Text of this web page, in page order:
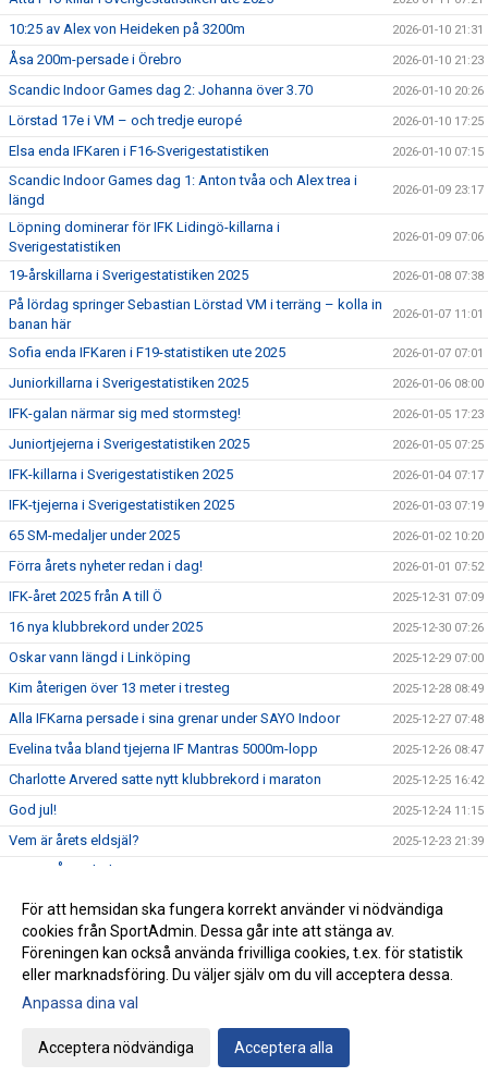
10:25 av Alex von Heideken på 3200m 2026-01-10 21:31
Åsa 200m-persade i Örebro 2026-01-10 21:23
Scandic Indoor Games dag 2: Johanna över 3.70 2026-01-10 20:26
Lörstad 17e i VM – och tredje europé 2026-01-10 17:25
Elsa enda IFKaren i F16-Sverigestatistiken 2026-01-10 07:15
Scandic Indoor Games dag 1: Anton tvåa och Alex trea i
längd
2026-01-09 23:17
Löpning dominerar för IFK Lidingö-killarna i
Sverigestatistiken
2026-01-09 07:06
19-årskillarna i Sverigestatistiken 2025 2026-01-08 07:38
På lördag springer Sebastian Lörstad VM i terräng – kolla in
banan här
2026-01-07 11:01
Sofia enda IFKaren i F19-statistiken ute 2025 2026-01-07 07:01
Juniorkillarna i Sverigestatistiken 2025 2026-01-06 08:00
IFK-galan närmar sig med stormsteg! 2026-01-05 17:23
Juniortjejerna i Sverigestatistiken 2025 2026-01-05 07:25
IFK-killarna i Sverigestatistiken 2025 2026-01-04 07:17
IFK-tjejerna i Sverigestatistiken 2025 2026-01-03 07:19
65 SM-medaljer under 2025 2026-01-02 10:20
Förra årets nyheter redan i dag! 2026-01-01 07:52
IFK-året 2025 från A till Ö 2025-12-31 07:09
16 nya klubbrekord under 2025 2025-12-30 07:26
Oskar vann längd i Linköping 2025-12-29 07:00
Kim återigen över 13 meter i tresteg 2025-12-28 08:49
Alla IFKarna persade i sina grenar under SAYO Indoor 2025-12-27 07:48
Evelina tvåa bland tjejerna IF Mantras 5000m-lopp 2025-12-26 08:47
Charlotte Arvered satte nytt klubbrekord i maraton 2025-12-25 16:42
God jul! 2025-12-24 11:15
Vem är årets eldsjäl? 2025-12-23 21:39
Vem är Årets ledare?
34 IFKare i Luciaspelens Öppna hus 2025-12-21 07:54
Nu kan du anmäla dig till IFK-galan 2025-12-20 07:49
Lörstad klar för VM i terräng 2025-12-19 09:48
Philip, Carl och Alvin vinnare under Luciaspelssöndagen
årliga Luciafirande
Läs om Daniel, Sebbe och de andra på Friidrottaren.com
För att hemsidan ska fungera korrekt använder vi nödvändiga
cookies från SportAdmin. Dessa går inte att stänga av.
Föreningen kan också använda frivilliga cookies, t.ex. för statistik
eller marknadsföring. Du väljer själv om du vill acceptera dessa.
Anpassa dina val
Acceptera nödvändiga Acceptera alla